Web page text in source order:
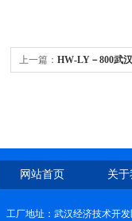
上一篇： HW-LY－800武
网站首页 关
工厂地址：武汉经济技术开